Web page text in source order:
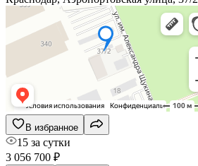
В избранное
15 за сутки
3 056 700 ₽